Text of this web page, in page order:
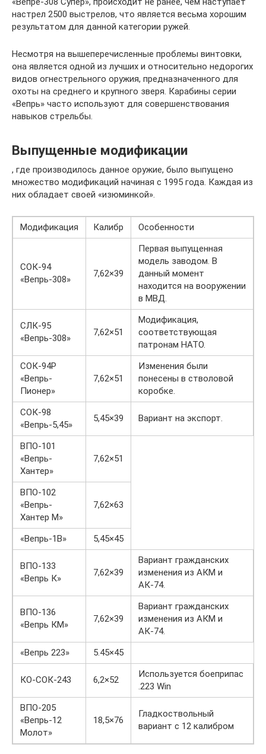
настрел 2500 выстрелов, что является весьма хорошим
результатом для данной категории ружей.
Несмотря на вышеперечисленные проблемы винтовки,
она является одной из лучших и относительно недорогих
видов огнестрельного оружия, предназначенного для
охоты на среднего и крупного зверя. Карабины серии
«Вепрь» часто используют для совершенствования
навыков стрельбы.
Выпущенные модификации
, где производилось данное оружие, было выпущено
множество модификаций начиная с 1995 года. Каждая из
них обладает своей «изюминкой».
Модификация Калибр Особенности
СОК-94
«Вепрь-308»
7,62×39
Первая выпущенная
модель заводом. В
данный момент
находится на вооружении
в МВД.
СЛК-95
«Вепрь-308»
7,62×51
Модификация,
соответствующая
патронам НАТО.
СОК-94Р
«Вепрь-
Пионер»
7,62×51
Изменения были
понесены в стволовой
коробке.
СОК-98
«Вепрь-5,45»
5,45×39 Вариант на экспорт.
ВПО-101
«Вепрь-
Хантер»
7,62×51
ВПО-102
«Вепрь-
Хантер М»
7,62×63
«Вепрь-1B» 5,45×45
ВПО-133
«Вепрь К»
7,62×39
Вариант гражданских
изменения из АКМ и
АК-74.
ВПО-136
«Вепрь КМ»
7,62×39
Вариант гражданских
изменения из АКМ и
АК-74.
«Вепрь 223»
5.45×45
КО-СОК-243 6,2×52
Используется боеприпас
.223 Win
ВПО-205
«Вепрь-12
Молот»
18,5×76
Гладкоствольный
вариант с 12 калибром